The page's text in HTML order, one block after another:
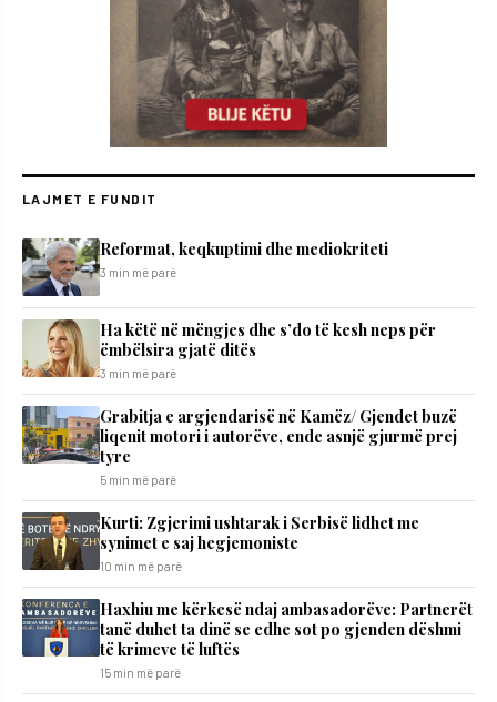
LAJMET E FUNDIT
Reformat, keqkuptimi dhe mediokriteti
3 min më parë
Ha këtë në mëngjes dhe s’do të kesh neps për
ëmbëlsira gjatë ditës
3 min më parë
Grabitja e argjendarisë në Kamëz/ Gjendet buzë
liqenit motori i autorëve, ende asnjë gjurmë prej
tyre
5 min më parë
Kurti: Zgjerimi ushtarak i Serbisë lidhet me
synimet e saj hegjemoniste
10 min më parë
​Haxhiu me kërkesë ndaj ambasadorëve: Partnerët
tanë duhet ta dinë se edhe sot po gjenden dëshmi
të krimeve të luftës
15 min më parë